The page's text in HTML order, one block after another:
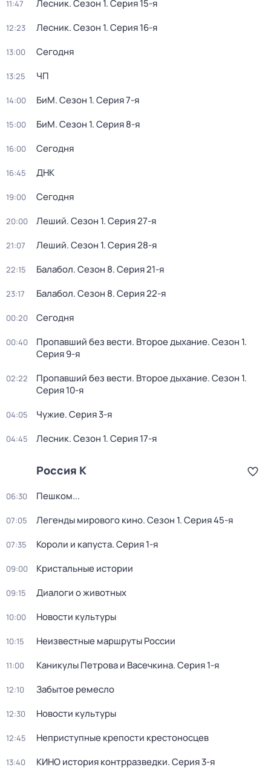
11:47 Лесник. Сезон 1. Серия 15-я
12:23 Лесник. Сезон 1. Серия 16-я
13:00 Сегодня
13:25 ЧП
14:00 БиМ. Сезон 1. Серия 7-я
15:00 БиМ. Сезон 1. Серия 8-я
16:00 Сегодня
16:45 ДНК
19:00 Сегодня
20:00 Леший. Сезон 1. Серия 27-я
21:07 Леший. Сезон 1. Серия 28-я
22:15 Балабол. Сезон 8. Серия 21-я
23:17 Балабол. Сезон 8. Серия 22-я
00:20 Сегодня
00:40 Пропавший без вести. Второе дыхание. Сезон 1.
Серия 9-я
02:22 Пропавший без вести. Второе дыхание. Сезон 1.
Серия 10-я
04:05 Чужие. Серия 3-я
04:45 Лесник. Сезон 1. Серия 17-я
Россия К
06:30 Пешком...
07:05 Легенды мирового кино. Сезон 1. Серия 45-я
07:35 Короли и капуста. Серия 1-я
09:00 Кристальные истории
09:15 Диалоги о животных
10:00 Новости культуры
10:15 Неизвестные маршруты России
11:00 Каникулы Петрова и Васечкина. Серия 1-я
12:10 Забытое ремесло
12:30 Новости культуры
12:45 Неприступные крепости крестоносцев
13:40 КИНО история контрразведки. Серия 3-я